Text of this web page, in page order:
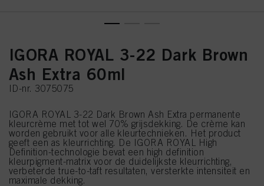
IGORA ROYAL 3-22 Dark Brown
Ash Extra 60ml
ID-nr. 3075075
IGORA ROYAL 3-22 Dark Brown Ash Extra permanente
kleurcrème met tot wel 70% grijsdekking. De crème kan
worden gebruikt voor alle kleurtechnieken. Het product
geeft een as kleurrichting. De IGORA ROYAL High
Definition-technologie bevat een high definition
kleurpigment-matrix voor de duidelijkste kleurrichting,
verbeterde true-to-taft resultaten, versterkte intensiteit en
maximale dekking.